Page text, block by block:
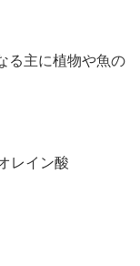
る主に植物や魚の
レイン酸